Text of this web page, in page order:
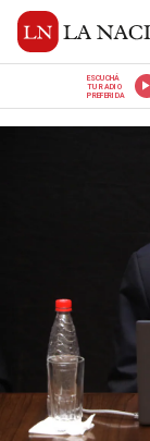
ESCUCHÁ
TU RADIO
PREFERIDA